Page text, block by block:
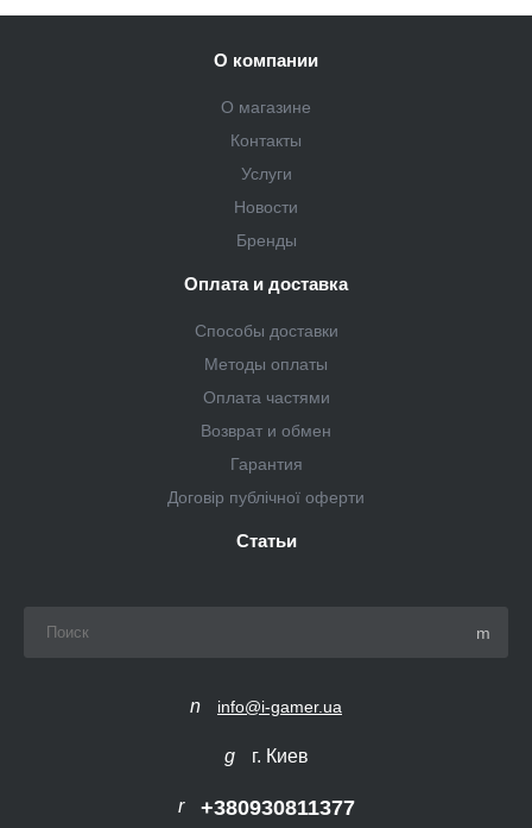
О компании
О магазине
Контакты
Услуги
Новости
Бренды
Оплата и доставка
Способы доставки
Методы оплаты
Оплата частями
Возврат и обмен
Гарантия
Договір публічної оферти
Статьи
info@i-gamer.ua
г. Киев
+380930811377